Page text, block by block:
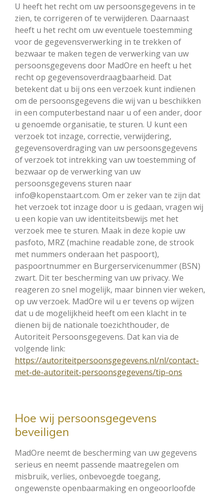
U heeft het recht om uw persoonsgegevens in te
zien, te corrigeren of te verwijderen. Daarnaast
heeft u het recht om uw eventuele toestemming
voor de gegevensverwerking in te trekken of
bezwaar te maken tegen de verwerking van uw
persoonsgegevens door MadOre en heeft u het
recht op gegevensoverdraagbaarheid. Dat
betekent dat u bij ons een verzoek kunt indienen
om de persoonsgegevens die wij van u beschikken
in een computerbestand naar u of een ander, door
u genoemde organisatie, te sturen. U kunt een
verzoek tot inzage, correctie, verwijdering,
gegevensoverdraging van uw persoonsgegevens
of verzoek tot intrekking van uw toestemming of
bezwaar op de verwerking van uw
persoonsgegevens sturen naar
info@kopenstaart.com. Om er zeker van te zijn dat
het verzoek tot inzage door u is gedaan, vragen wij
u een kopie van uw identiteitsbewijs met het
verzoek mee te sturen. Maak in deze kopie uw
pasfoto, MRZ (machine readable zone, de strook
met nummers onderaan het paspoort),
paspoortnummer en Burgerservicenummer (BSN)
zwart. Dit ter bescherming van uw privacy. We
reageren zo snel mogelijk, maar binnen vier weken,
op uw verzoek. MadOre wil u er tevens op wijzen
dat u de mogelijkheid heeft om een klacht in te
dienen bij de nationale toezichthouder, de
Autoriteit Persoonsgegevens. Dat kan via de
volgende link:
https://autoriteitpersoonsgegevens.nl/nl/contact-
met-de-autoriteit-persoonsgegevens/tip-ons
Hoe wij persoonsgegevens
beveiligen
MadOre neemt de bescherming van uw gegevens
serieus en neemt passende maatregelen om
misbruik, verlies, onbevoegde toegang,
ongewenste openbaarmaking en ongeoorloofde